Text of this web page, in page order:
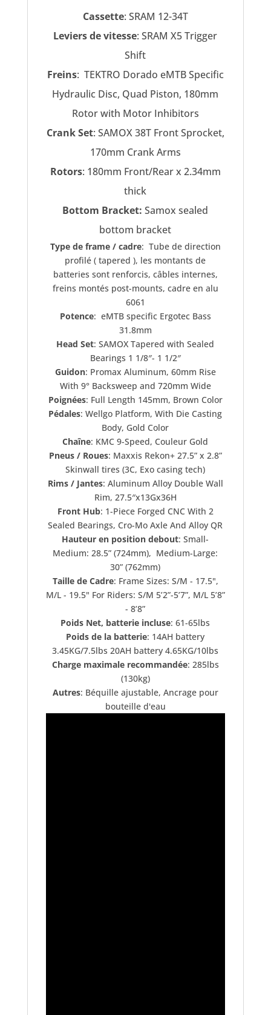
Cassette: SRAM 12-34T
Leviers de vitesse: SRAM X5 Trigger
Shift
Freins: TEKTRO Dorado eMTB Specific
Hydraulic Disc, Quad Piston, 180mm
Rotor with Motor Inhibitors
Crank Set: SAMOX 38T Front Sprocket,
170mm Crank Arms
Rotors: 180mm Front/Rear x 2.34mm
thick
Bottom Bracket: Samox sealed
bottom bracket
Type de frame / cadre: Tube de direction
profilé ( tapered ), les montants de
batteries sont renforcis, câbles internes,
freins montés post-mounts, cadre en alu
6061
Potence: eMTB specific Ergotec Bass
31.8mm
Head Set: SAMOX Tapered with Sealed
Bearings 1 1/8″- 1 1/2″
Guidon: Promax Aluminum, 60mm Rise
With 9° Backsweep and 720mm Wide
Poignées: Full Length 145mm, Brown Color
Pédales: Wellgo Platform, With Die Casting
Body, Gold Color
Chaîne: KMC 9-Speed, Couleur Gold
Pneus / Roues: Maxxis Rekon+ 27.5” x 2.8”
Skinwall tires (3C, Exo casing tech)
Rims / Jantes: Aluminum Alloy Double Wall
Rim, 27.5″x13Gx36H
Front Hub: 1-Piece Forged CNC With 2
Sealed Bearings, Cro-Mo Axle And Alloy QR
Hauteur en position debout: Small-
Medium: 28.5” (724mm), Medium-Large:
30” (762mm)
Taille de Cadre: Frame Sizes: S/M - 17.5",
M/L - 19.5" For Riders: S/M 5’2”-5’7”, M/L 5’8”
- 8’8”
Poids Net, batterie incluse: 61-65lbs
Poids de la batterie: 14AH battery
3.45KG/7.5lbs 20AH battery 4.65KG/10lbs
Charge maximale recommandée: 285lbs
(130kg)
Autres: Béquille ajustable, Ancrage pour
bouteille d'eau